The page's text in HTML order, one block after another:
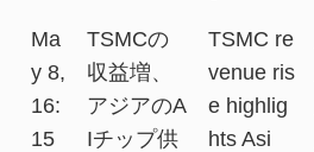
Ma
y 8,
16:
15
TSMCの
収益増、
アジアのA
Iチップ供
TSMC re
venue ris
e highlig
hts Asi